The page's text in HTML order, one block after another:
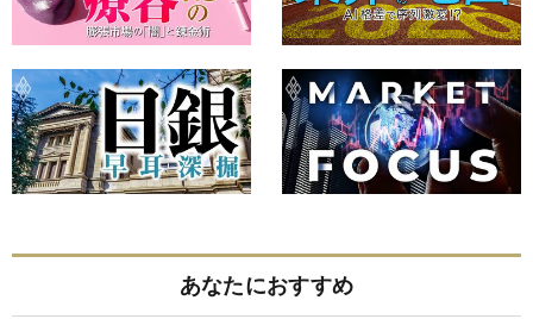
あなたにおすすめ